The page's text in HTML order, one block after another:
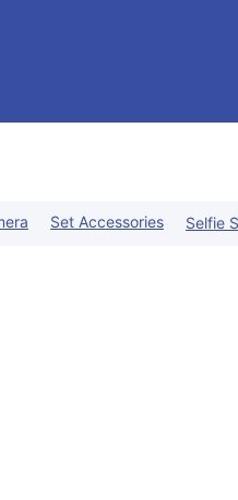
Set Accessories Selfie